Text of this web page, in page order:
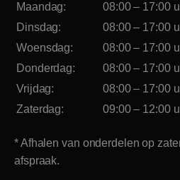
Maandag:
08:00 – 17:00
Dinsdag:
08:00 – 17:00
Woensdag:
08:00 – 17:00
Donderdag:
08:00 – 17:00
Vrijdag:
08:00 – 17:00
Zaterdag:
09:00 – 12:00
* Afhalen van onderdelen op
afspraak.